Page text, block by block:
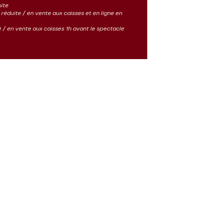
réduite / en vente aux caisses et en ligne en
/ en vente aux caisses 1h avant le spectacle